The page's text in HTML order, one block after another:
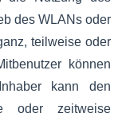
des WLANs oder
teilweise oder
können
kann den
oder zeitweise